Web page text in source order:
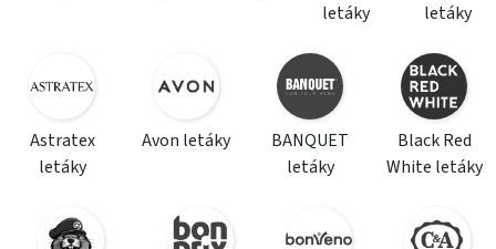
letáky
letáky
Astratex
letáky
Avon letáky
BANQUET
letáky
Black Red
White letáky